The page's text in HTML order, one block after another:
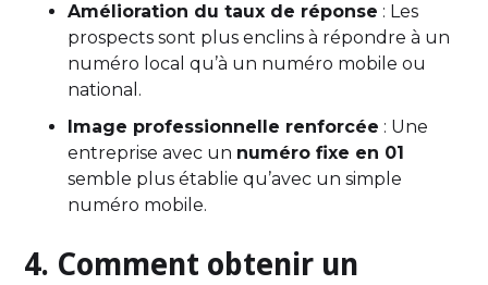
Amélioration du taux de réponse : Les
prospects sont plus enclins à répondre à un
numéro local qu’à un numéro mobile ou
national.
Image professionnelle renforcée : Une
entreprise avec un numéro fixe en 01
semble plus établie qu’avec un simple
numéro mobile.
4. Comment obtenir un